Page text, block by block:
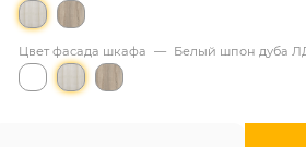
Цвет фасада шкафа — Белый шпон дуба